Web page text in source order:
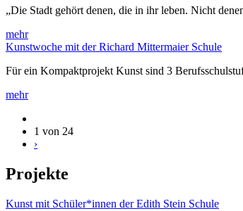
„Die Stadt gehört denen, die in ihr leben. Nicht
mehr
Kunstwoche mit der Richard Mittermaier Schule
Für ein Kompaktprojekt Kunst sind 3
mehr
1 von 24
›
Projekte
Kunst mit Schüler*innen der Edith Stein Schule